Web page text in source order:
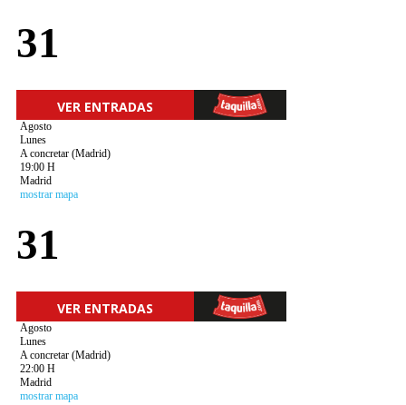
31
VER ENTRADAS
Agosto
Lunes
A concretar (Madrid)
19:00 H
Madrid
mostrar mapa
31
VER ENTRADAS
Agosto
Lunes
A concretar (Madrid)
22:00 H
Madrid
mostrar mapa